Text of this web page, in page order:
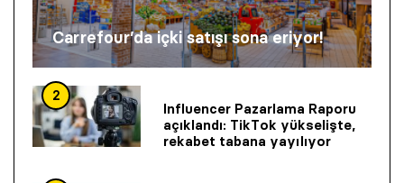
Carrefour’da içki satışı sona eriyor!
2
Influencer Pazarlama Raporu
açıklandı: TikTok yükselişte,
rekabet tabana yayılıyor